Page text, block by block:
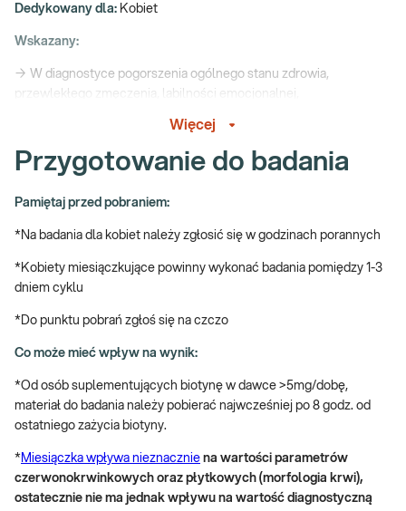
Dedykowany dla: Kobiet
Wskazany:
→ W diagnostyce pogorszenia ogólnego stanu zdrowia,
→ Profilaktycznie, do ogólnej oceny stanu zdrowia
Badania dla kobiet dojrzałych – czyli jakich?
Trudno zdefiniować dojrzałość kobiety, gdyż dojrzałość możemy
rozpatrywać pod względem społecznym, emocjonalnym, ale także
biologicznym. Doniesienia naukowe, uwzględniające wiele
inteligencję, fizjologię), statystycznie za dojrzałą - uznają już
kobietę trzydziestodwuletnią. Z medycznego punktu widzenia, tak
profilaktycznych i zadbanie o swoje zdrowie. Badania laboratoryjne
wykonywane regularnie, nawet mimo braku objawów choroby, są
jednym z przykładów profilaktyki, którą warto uwzględniać w
Jakie badania dla dojrzałych kobiet?
Więcej
Przygotowanie do badania
Pamiętaj przed pobraniem:
*Na badania dla kobiet należy zgłosić się w godzinach porannych
*Kobiety miesiączkujące powinny wykonać badania pomiędzy 1-3
dniem cyklu
*Do punktu pobrań zgłoś się na czczo
Co może mieć wpływ na wynik:
*Od osób suplementujących biotynę w dawce >5mg/dobę,
materiał do badania należy pobierać najwcześniej po 8 godz. od
ostatniego zażycia biotyny.
*Miesiączka wpływa nieznacznie na wartości parametrów
czerwonokrwinkowych oraz płytkowych (morfologia krwi),
ostatecznie nie ma jednak wpływu na wartość diagnostyczną